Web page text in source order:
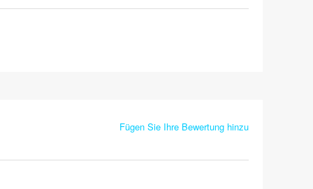
Fügen Sie Ihre Bewertung hinzu